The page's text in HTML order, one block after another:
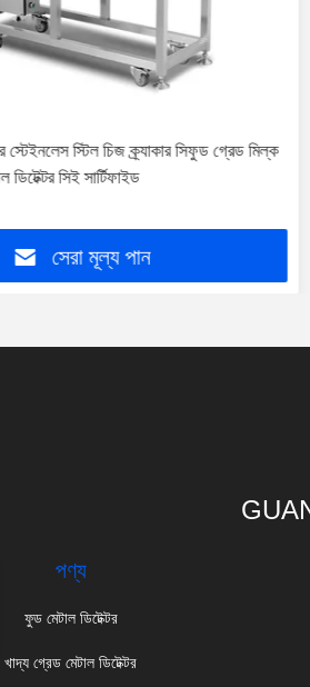
স্টিল চিজ ক্র্যাকার সিফুড গ্রেড মিল্ক
ডিটেক্টর সিই সার্টিফাইড
সেরা মূল্য পান
পণ্য
ফুড মেটাল ডিটেক্টর
খাদ্য গ্রেড মেটাল ডিটেক্টর